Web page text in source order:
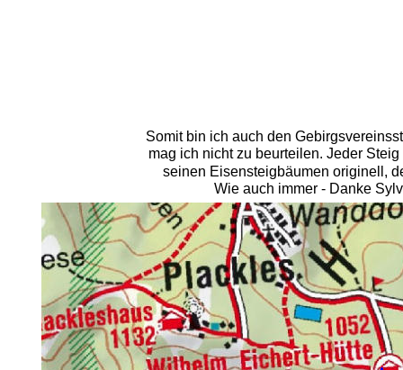
Somit bin ich auch den
mag ich nicht zu beurteilen. Jeder
seinen Eisensteigbäumen originell,
Wie auch immer - Danke